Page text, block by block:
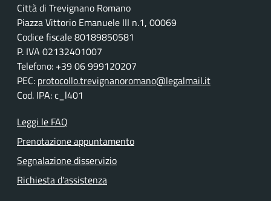
Città di Trevignano Romano
Piazza Vittorio Emanuele III n.1, 00069
Codice fiscale 80189850581
P. IVA 02132401007
Telefono: +39 06 999120207
PEC: protocollo.trevignanoromano@legalmail.it
Cod. IPA: c_l401
Leggi le FAQ
Prenotazione appuntamento
Segnalazione disservizio
Richiesta d'assistenza